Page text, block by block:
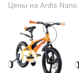
Цены на Ardis Nano